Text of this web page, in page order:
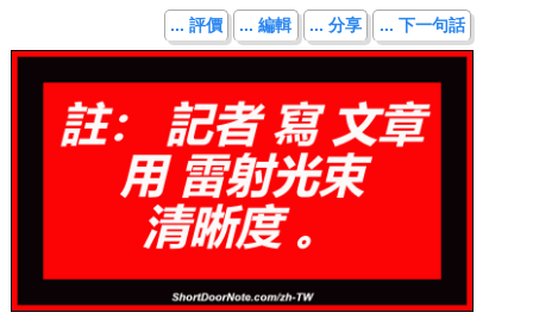
... 評價 ... 編輯 ... 分享 ... 下一句話